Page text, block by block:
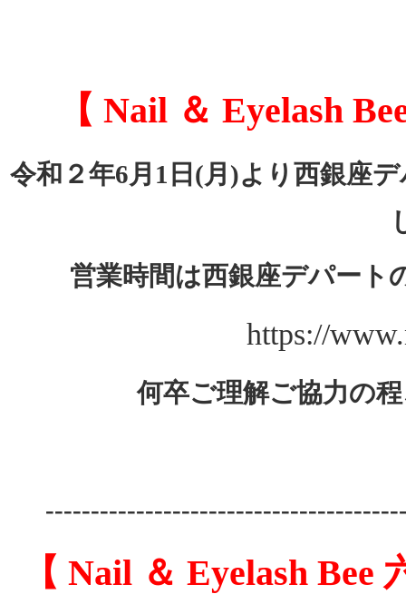
【 Nail ＆ Eyelash
令和２年6月1日(月)より西銀座
営業時間は西銀座デパート
https://
何卒ご理解ご協力の
【 Nail ＆ Eyelash